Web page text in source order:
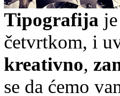
Tipografija
četvrtkom, i
kreativno,
se da ćemo